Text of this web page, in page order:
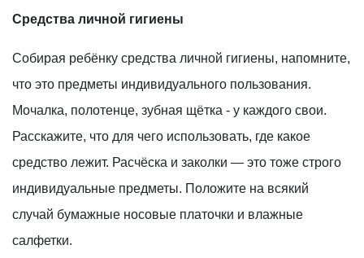
Средства личной гигиены
Собирая ребёнку средства личной гигиены, напомните,
что это предметы индивидуального пользования.
Мочалка, полотенце, зубная щётка - у каждого свои.
Расскажите, что для чего использовать, где какое
средство лежит. Расчёска и заколки — это тоже строго
индивидуальные предметы. Положите на всякий
случай бумажные носовые платочки и влажные
салфетки.